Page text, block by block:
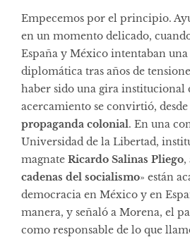
Empecemos por el principio.
en un momento delicado,
España y México intentaban
diplomática tras años de
haber sido una gira institucional
acercamiento se convirtió,
propaganda colonial. En una
Universidad de la Libertad,
magnate Ricardo Salinas Pliego,
cadenas del socialismo» están
democracia en México y en
manera, y señaló a Morena, el
como responsable de lo que